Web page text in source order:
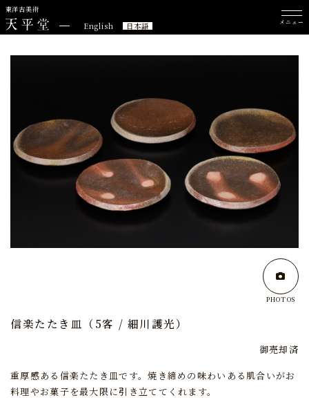
東洋古美術
English 日本語 メニュー
PHOTOS
信楽たたき皿（5客 / 細川護光）
御売却済
重厚感ある信楽たたき皿です。焼き締めの味わいある肌合いがお
料理やお菓子を最大限に引き立ててくれます。